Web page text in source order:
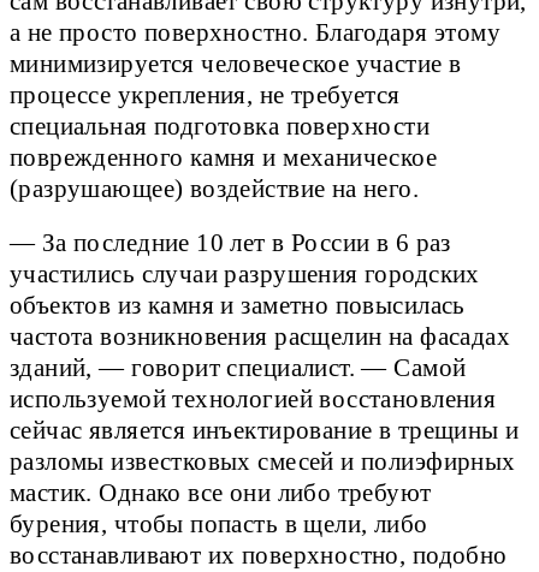
а не просто поверхностно. Благодаря этому
минимизируется человеческое участие в
процессе укрепления, не требуется
специальная подготовка поверхности
поврежденного камня и механическое
(разрушающее) воздействие на него.
— За последние 10 лет в России в 6 раз
участились случаи разрушения городских
объектов из камня и заметно повысилась
частота возникновения расщелин на фасадах
зданий, — говорит специалист. — Самой
используемой технологией восстановления
сейчас является инъектирование в трещины и
разломы известковых смесей и полиэфирных
мастик. Однако все они либо требуют
бурения, чтобы попасть в щели, либо
восстанавливают их поверхностно, подобно